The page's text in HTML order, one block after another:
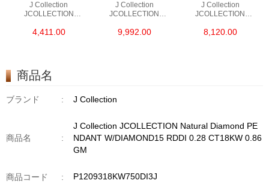
J Collection
JCOLLECTION
RING 45 RDDI 0.48
4,411.00
J Collection
JCOLLECTION
EARRING 42 RDDI
9,992.00
J Collection
JCOLLECTION
NECKLACE
8,120.00
商品名
ブランド : J Collection
商品名 :
J Collection JCOLLECTION Natural Diamond PE
NDANT W/DIAMOND15 RDDI 0.28 CT18KW 0.86
GM
商品コード : P1209318KW750DI3J